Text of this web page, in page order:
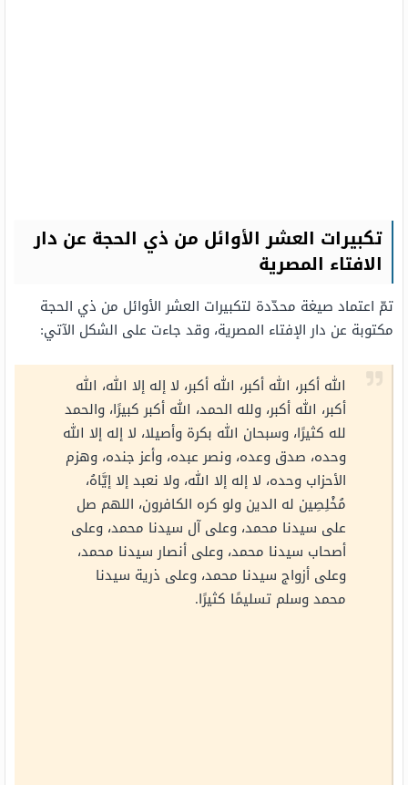
تكبيرات العشر الأوائل من ذي الحجة عن دار
الافتاء المصرية
تمّ اعتماد صيغة محدّدة لتكبيرات العشر الأوائل من ذي الحجة
مكتوبة عن دار الإفتاء المصرية، وقد جاءت على الشكل الآتي:
الله أكبر، الله أكبر، الله أكبر، لا إله إلا الله، الله
أكبر، الله أكبر، ولله الحمد، الله أكبر كبيرًا، والحمد
لله كثيرًا، وسبحان الله بكرة وأصيلا، لا إله إلا الله
وحده، صدق وعده، ونصر عبده، وأعز جنده، وهزم
الأحزاب وحده، لا إله إلا الله، ولا نعبد إلا إيَّاهُ،
مُخْلِصِين له الدين ولو كره الكافرون، اللهم صل
على سيدنا محمد، وعلى آل سيدنا محمد، وعلى
أصحاب سيدنا محمد، وعلى أنصار سيدنا محمد،
وعلى أزواج سيدنا محمد، وعلى ذرية سيدنا
محمد وسلم تسليمًا كثيرًا.